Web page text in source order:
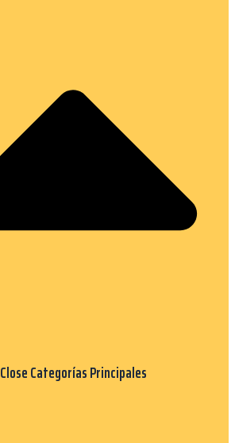
Close Categorías Principales